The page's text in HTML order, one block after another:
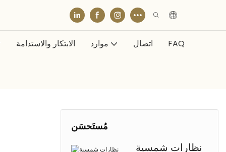
الابتكار والاستدامة موارد اتصال FAQ
مُستَحسَن
نظارات شمسية